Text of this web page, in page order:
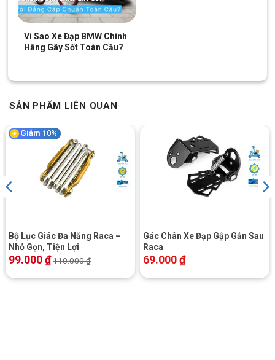
Vì Sao Xe Đạp BMW Chính
Hãng Gây Sốt Toàn Cầu?
SẢN PHẨM LIÊN QUAN
Giảm 10%
Bộ Lục Giác Đa Năng Raca –
Nhỏ Gọn, Tiện Lợi
99.000₫110.000₫
Gác Chân Xe Đạp Gập Gắn Sau
Raca
69.000₫